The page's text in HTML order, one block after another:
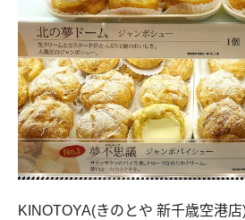
KINOTOYA(きのとや 新千歳空港